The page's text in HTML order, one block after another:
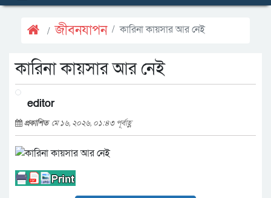
জীবনযাপন কারিনা কায়সার আর নেই
কারিনা কায়সার আর নেই
editor
প্রকাশিত মে ১৬, ২০২৬, ০১:৪৩ পূর্বাহ্ণ